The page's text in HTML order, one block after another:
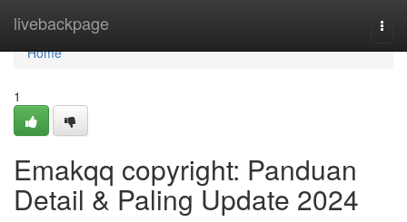
livebackpage
Home
Home
1
Emakqq copyright: Panduan
Detail & Paling Update 2024